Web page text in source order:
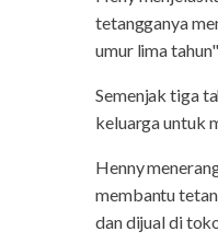
tetangganya
umur lima
Semenjak tiga
keluarga untuk
Henny
membantu
dan dijual di